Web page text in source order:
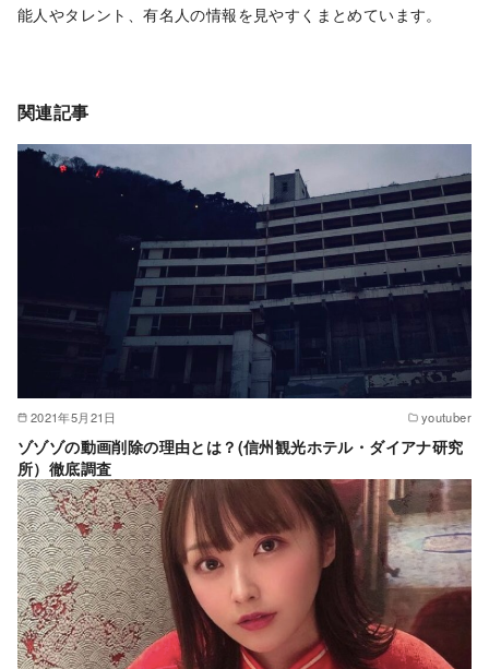
能人やタレント、有名人の情報を見やすくまとめています。
関連記事
2021年5月21日 youtuber
ゾゾゾの動画削除の理由とは？(信州観光ホテル・ダイアナ研究
所）徹底調査